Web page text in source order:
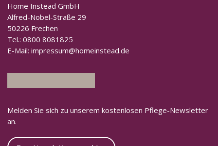
Home Instead GmbH
Alfred-Nobel-Straße 29
50226 Frechen
Tel.: 0800 8081825
E-Mail: impressum@homeinstead.de
Melden Sie sich zu unserem kostenlosen Pflege-Newsletter
an.